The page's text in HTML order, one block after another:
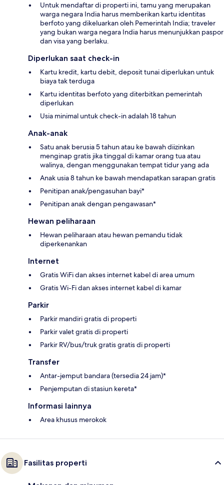
Untuk mendaftar di properti ini, tamu yang merupakan
warga negara India harus memberikan kartu identitas
berfoto yang dikeluarkan oleh Pemerintah India; traveler
yang bukan warga negara India harus menunjukkan paspor
dan visa yang berlaku.
Diperlukan saat check-in
Kartu kredit, kartu debit, deposit tunai diperlukan untuk
biaya tak terduga
Kartu identitas berfoto yang diterbitkan pemerintah
diperlukan
Usia minimal untuk check-in adalah 18 tahun
Anak-anak
Satu anak berusia 5 tahun atau ke bawah diizinkan
menginap gratis jika tinggal di kamar orang tua atau
walinya, dengan menggunakan tempat tidur yang ada
Anak usia 8 tahun ke bawah mendapatkan sarapan gratis
Penitipan anak/pengasuhan bayi*
Penitipan anak dengan pengawasan*
Hewan peliharaan
Hewan peliharaan atau hewan pemandu tidak
diperkenankan
Internet
Gratis WiFi dan akses internet kabel di area umum
Gratis Wi-Fi dan akses internet kabel di kamar
Parkir
Parkir mandiri gratis di properti
Parkir valet gratis di properti
Parkir RV/bus/truk gratis gratis di properti
Transfer
Antar-jemput bandara (tersedia 24 jam)*
Penjemputan di stasiun kereta*
Informasi lainnya
Area khusus merokok
Fasilitas properti